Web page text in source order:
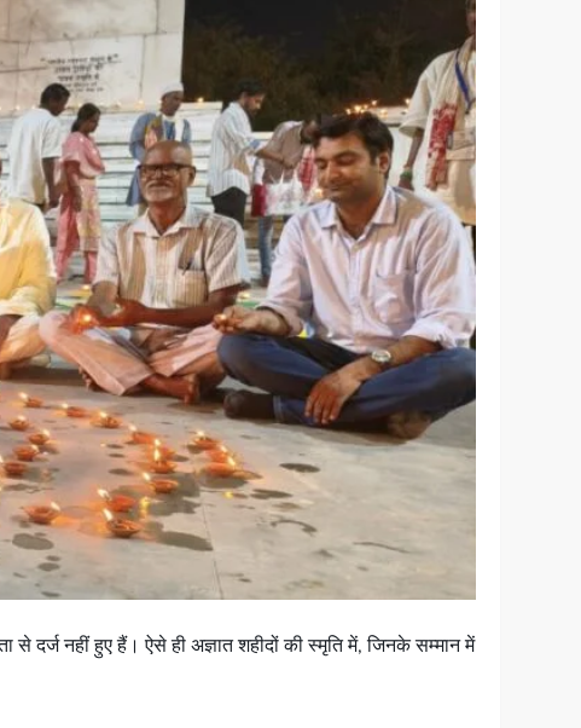
दर्ज नहीं हुए हैं। ऐसे ही अज्ञात शहीदों की स्मृति में, जिनके सम्मान में